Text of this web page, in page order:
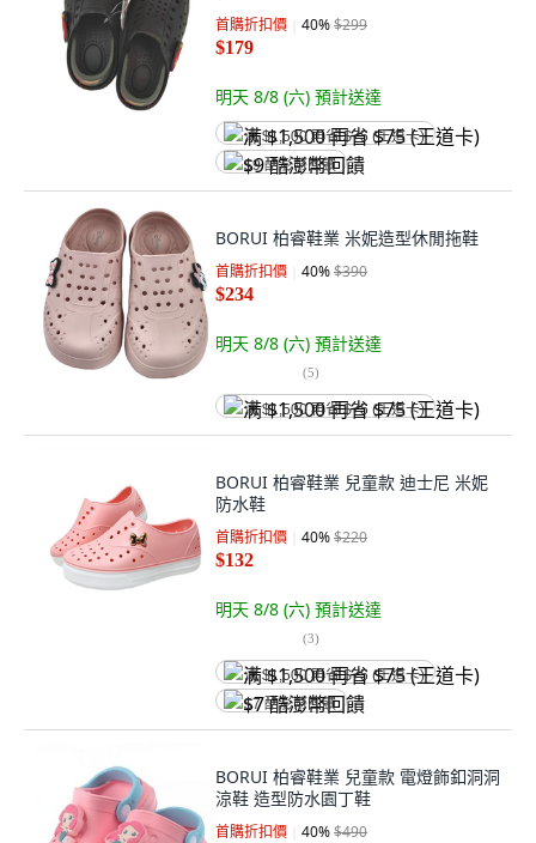
首購折扣價 40%$299
$179
明天 8/8 (六) 預計送達
满 $1,500 再省 $75 (王道卡)
$9 酷澎幣回饋
BORUI 柏睿鞋業 米妮造型休閒拖鞋
首購折扣價 40%$390
$234
明天 8/8 (六) 預計送達
(5)
满 $1,500 再省 $75 (王道卡)
BORUI 柏睿鞋業 兒童款 迪士尼 米妮
防水鞋
首購折扣價 40%$220
$132
明天 8/8 (六) 預計送達
(3)
满 $1,500 再省 $75 (王道卡)
$7 酷澎幣回饋
BORUI 柏睿鞋業 兒童款 電燈飾釦洞洞
涼鞋 造型防水園丁鞋
首購折扣價 40%$490